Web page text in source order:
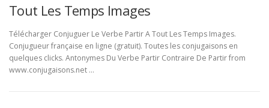
Tout Les Temps Images
Télécharger Conjuguer Le Verbe Partir A Tout Les Temps Images.
Conjugueur française en ligne (gratuit). Toutes les conjugaisons en
quelques clicks. Antonymes Du Verbe Partir Contraire De Partir from
www.conjugaisons.net …